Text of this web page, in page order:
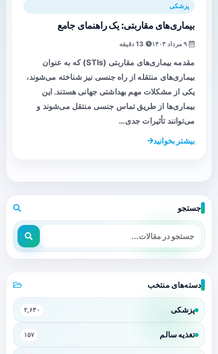
پزشکی
بیماری‌های مقاربتی: یک راهنمای جامع
مقدمه بیماری‌های مقاربتی (STIs) که به عنوان
بیماری‌های منتقله از راه جنسی نیز شناخته می‌شوند،
یکی از مشکلات مهم بهداشتی جهانی هستند. این
بیماری‌ها از طریق تماس جنسی منتقل می‌شوند و
می‌توانند تأثیرات جدی…
بیشتر بخوانید
جستجو
دسته‌های منتخب
پزشکی ۲,۶۳۰
تغذیه سالم ۱۵۷